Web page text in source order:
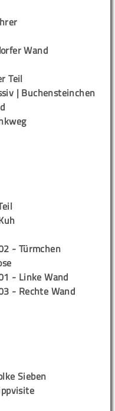
Wand
Teil
| Buchensteinchen
- Türmchen
- Linke Wand
- Rechte Wand
Sieben